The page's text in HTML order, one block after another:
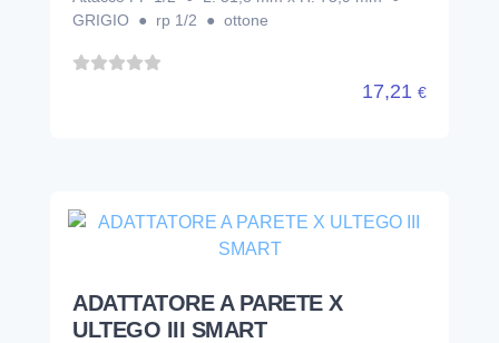
GRIGIO ● rp 1/2 ● ottone
17,21 €
ADATTATORE A PARETE X
ULTEGO III SMART